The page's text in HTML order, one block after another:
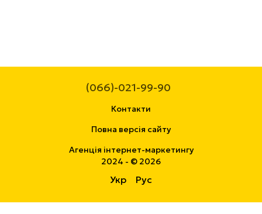
(066)-021-99-90
Контакти
Повна версія сайту
Агенція інтернет-маркетингу
2024 - © 2026
Укр Рус